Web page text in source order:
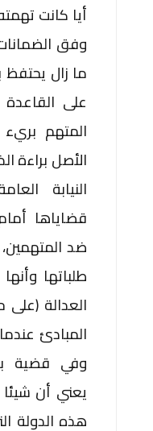
أيا كانت
وفق
ما زال يحتفظ
على
المتهم
الأصل براءة
النيابة
قضاياها
ضد
طلباتها
العدالة
المبادئ
وفي قضية
يعني أن
هذه الدولة